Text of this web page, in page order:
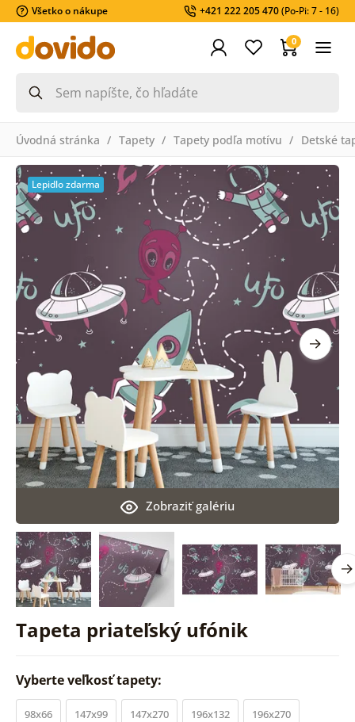
Všetko o nákupe +421 222 205 470(Po-Pi: 7 - 16)
0
Úvodná stránka Tapety Tapety podľa motívu Detské
Tapeta priateľský ufónik
Zobraziť galériu
Lepidlo zdarma
Vyberte veľkosť tapety:
98x66 147x99 147x270 196x132 196x270